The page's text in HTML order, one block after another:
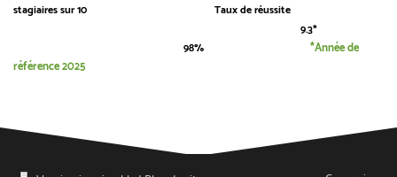
stagiairessur 10
Taux de réussite
9.3*
98%
*Année de
référence 2025